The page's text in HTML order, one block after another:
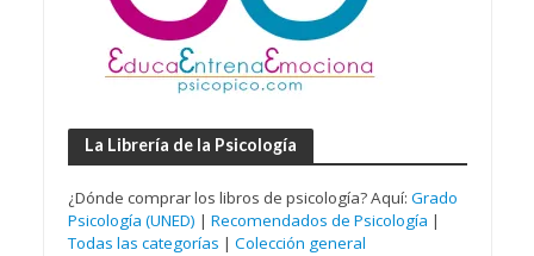
La Librería de la Psicología
¿Dónde comprar los libros de psicología? Aquí: Grado
Psicología (UNED) | Recomendados de Psicología |
Todas las categorías | Colección general